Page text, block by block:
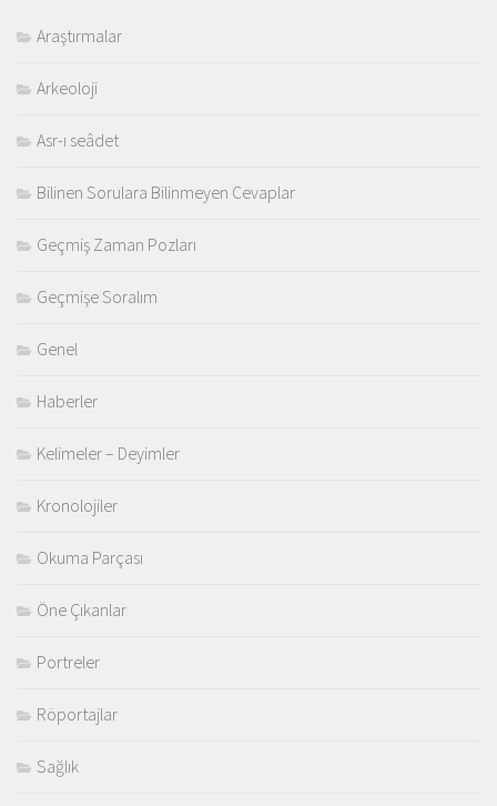
Araştırmalar
Arkeoloji
Asr-ı seâdet
Bilinen Sorulara Bilinmeyen Cevaplar
Geçmiş Zaman Pozları
Geçmişe Soralım
Genel
Haberler
Kelimeler – Deyimler
Kronolojiler
Okuma Parçası
Öne Çıkanlar
Portreler
Röportajlar
Sağlık